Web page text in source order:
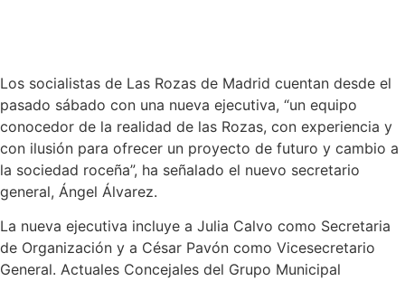
Los socialistas de Las Rozas de Madrid cuentan desde el
pasado sábado con una nueva ejecutiva, “un equipo
conocedor de la realidad de las Rozas, con experiencia y
con ilusión para ofrecer un proyecto de futuro y cambio a
la sociedad roceña”, ha señalado el nuevo secretario
general, Ángel Álvarez.
La nueva ejecutiva incluye a Julia Calvo como Secretaria
de Organización y a César Pavón como Vicesecretario
General. Actuales Concejales del Grupo Municipal